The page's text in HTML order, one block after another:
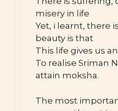
misery in life
Yet, i learnt, there
beauty is that
This life gives us
To realise Sriman
attain moksha.
The most